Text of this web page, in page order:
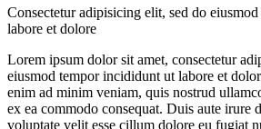
Consectetur adipisicing elit, sed do
labore et dolore
Lorem ipsum dolor sit amet, consectetur
eiusmod tempor incididunt ut labore et
enim ad minim veniam, quis nostrud
ex ea commodo consequat. Duis aute irure
voluptate velit esse cillum dolore eu fugiat